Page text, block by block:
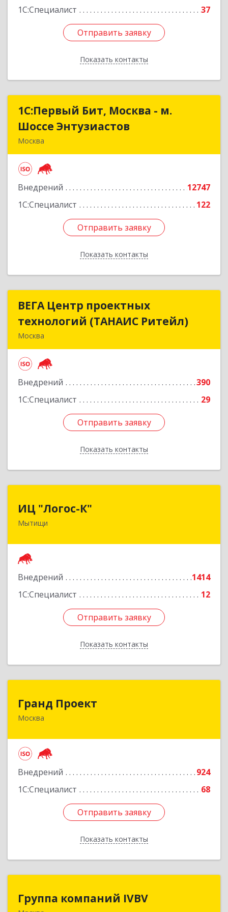
1С:Специалист 37
Отправить заявку
Показать контакты
Отправить заявку
Назад
1С:Первый Бит, Москва - м.
Шоссе Энтузиастов
Москва
Внедрений
12747
1С:Специалист
122
Отправить заявку
Показать контакты
1С:Первый Бит, Москва - м.
Шоссе Энтузиастов
Подробнее
Отправить заявку
Назад
ВЕГА Центр проектных
технологий (ТАНАИС Ритейл)
Москва
Внедрений
390
1С:Специалист
29
Отправить заявку
Показать контакты
ВЕГА Центр проектных
технологий (ТАНАИС Ритейл)
Подробнее
Отправить заявку
Назад
ИЦ "Логос-К"
Мытищи
Внедрений
1414
1С:Специалист
12
Отправить заявку
Показать контакты
141008, Московская обл, Мытищи г, Мира ул,
Отправить заявку
Назад
Гранд Проект
Москва
Внедрений
924
1С:Специалист
68
Отправить заявку
Показать контакты
111033, Москва г, Золоторожский Вал ул, дом
Отправить заявку
Назад
Группа компаний IVBV
Группа компаний IVBV